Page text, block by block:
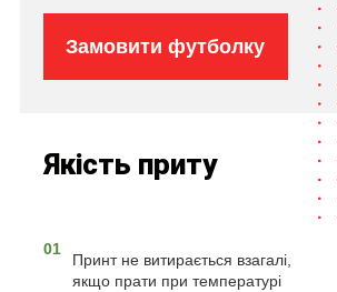
Замовити футболку
Якість приту
01
Принт не витирається взагалі,
якщо прати при температурі